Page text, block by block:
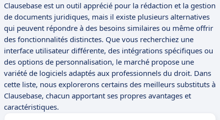
Clausebase est un outil apprécié pour la rédaction et la gestion
de documents juridiques, mais il existe plusieurs alternatives
qui peuvent répondre à des besoins similaires ou même offrir
des fonctionnalités distinctes. Que vous recherchiez une
interface utilisateur différente, des intégrations spécifiques ou
des options de personnalisation, le marché propose une
variété de logiciels adaptés aux professionnels du droit. Dans
cette liste, nous explorerons certains des meilleurs substituts à
Clausebase, chacun apportant ses propres avantages et
caractéristiques.